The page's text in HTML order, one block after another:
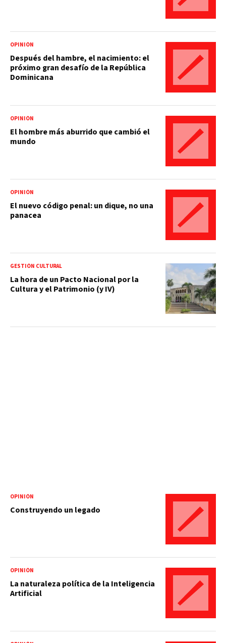
OPINIÓN
Después del hambre, el nacimiento: el
próximo gran desafío de la República
Dominicana
OPINIÓN
El hombre más aburrido que cambió el
mundo
OPINIÓN
El nuevo código penal: un dique, no una
panacea
GESTIÓN CULTURAL
La hora de un Pacto Nacional por la
Cultura y el Patrimonio (y IV)
OPINIÓN
Construyendo un legado
OPINIÓN
La naturaleza política de la Inteligencia
Artificial